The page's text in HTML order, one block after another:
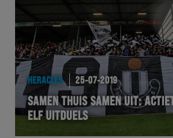
HERACLES 25-07-2019
SAMEN THUIS SAMEN UIT:
ELF UITDUELS